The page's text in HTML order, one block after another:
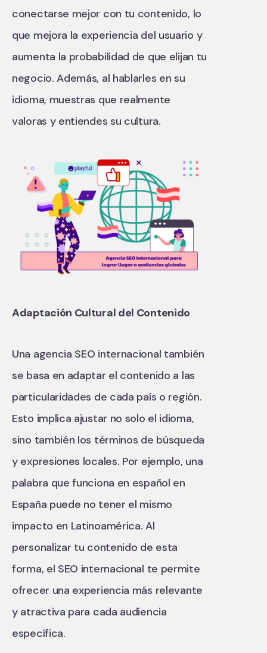
conectarse mejor con tu contenido, lo
que mejora la experiencia del usuario y
aumenta la probabilidad de que elijan tu
negocio. Además, al hablarles en su
idioma, muestras que realmente
valoras y entiendes su cultura.
Adaptación Cultural del Contenido
Una agencia SEO internacional también
se basa en adaptar el contenido a las
particularidades de cada país o región.
Esto implica ajustar no solo el idioma,
sino también los términos de búsqueda
y expresiones locales. Por ejemplo, una
palabra que funciona en español en
España puede no tener el mismo
impacto en Latinoamérica. Al
personalizar tu contenido de esta
forma, el SEO internacional te permite
ofrecer una experiencia más relevante
y atractiva para cada audiencia
específica.